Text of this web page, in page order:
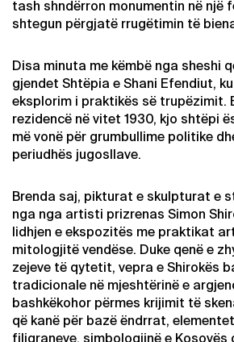
tash shndërron monumentin në një
shtegun përgjatë rrugëtimin të
Disa minuta me këmbë nga sheshi
gjendet Shtëpia e Shani Efendiut,
eksplorim i praktikës së trupëzimit.
rezidencë në vitet 1930, kjo shtëpi
më vonë për grumbullime politike
periudhës jugosllave.
Brenda saj, pikturat e skulpturat e
nga nga artisti prizrenas Simon
lidhjen e ekspozitës me praktikat
mitologjitë vendëse. Duke qenë e
zejeve të qytetit, vepra e Shirokës
tradicionale në mjeshtërinë e
bashkëkohor përmes krijimit të
që kanë për bazë ëndrrat,
filigraneve, simbologjinë e Kosovës